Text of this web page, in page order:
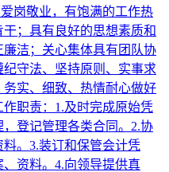
岗敬业，有饱满的工作热
；具有良好的思想素质和
洁；关心集体具有团队协
守法、坚持原则、实事求
实、细致、热情耐心做好
职责：1.及时完成原始凭
登记管理各类合同。2.协
。3.装订和保管会计凭
资料。4.向领导提供真